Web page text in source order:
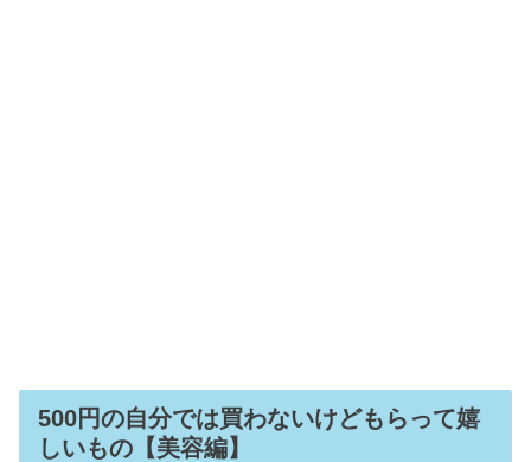
500円の自分では買わないけどもらって嬉
しいもの【美容編】